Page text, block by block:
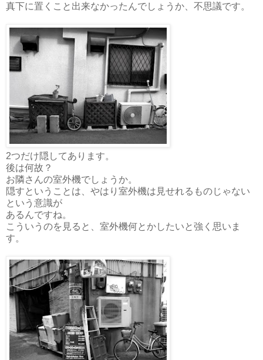
真下に置くこと出来なかったんでしょうか、不思議です。
2つだけ隠してあります。
後は何故？
お隣さんの室外機でしょうか。
隠すということは、やはり室外機は見せれるものじゃない
という意識が
あるんですね。
こういうのを見ると、室外機何とかしたいと強く思いま
す。